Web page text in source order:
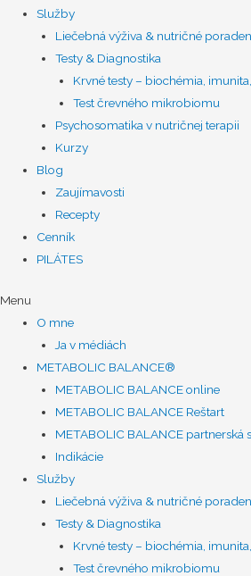
Služby
Liečebná výživa & nutričné
Testy & Diagnostika
Krvné testy – biochémia,
Test črevného mikrobiomu
Psychosomatika v nutričnej terapii
Kurzy
Blog
Zaujímavosti
Recepty
Cenník
PILÁTES
Menu
O mne
Ja v médiách
METABOLIC BALANCE®
METABOLIC BALANCE online
METABOLIC BALANCE Reštart
METABOLIC BALANCE partnerská
Indikácie
Služby
Liečebná výživa & nutričné
Testy & Diagnostika
Krvné testy – biochémia,
Test črevného mikrobiomu